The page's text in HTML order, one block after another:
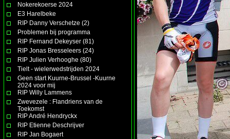
Nokerekoerse 2024
E3 Harelbeke
RIP Danny Verschetze (2)
Problemen bij programma
RIP Fernand Dekeyser (81)
RIP Jonas Bresseleers (24)
RIP Julien Verhooghe (80)
Tielt - wielerwedstrijden 2024
Geen start Kuurne-Brussel -Kuurne
2024 voor mij
RIP Willy Lammens
Zwevezele : Flandriens van de
Toekomst
RIP André Hendryckx
RIP Etienne Deschrijver
RIP Jan Bogaert